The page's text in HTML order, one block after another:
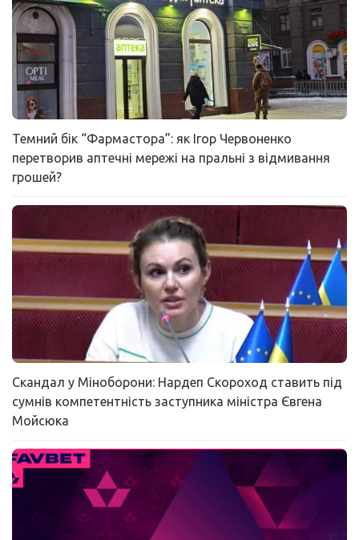
Темний бік “Фармастора”: як Ігор Червоненко
перетворив аптечні мережі на пральні з відмивання
грошей?
Скандал у Міноборони: Нардеп Скороход ставить під
сумнів компетентність заступника міністра Євгена
Мойсюка